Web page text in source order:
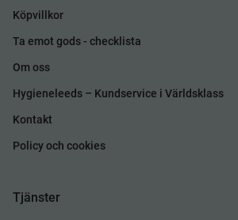
Köpvillkor
Ta emot gods - checklista
Om oss
Hygieneleeds – Kundservice i Världsklass
Kontakt
Policy och cookies
Tjänster